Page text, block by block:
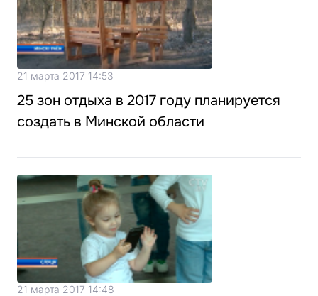
21 марта 2017 14:53
25 зон отдыха в 2017 году планируется
создать в Минской области
21 марта 2017 14:48